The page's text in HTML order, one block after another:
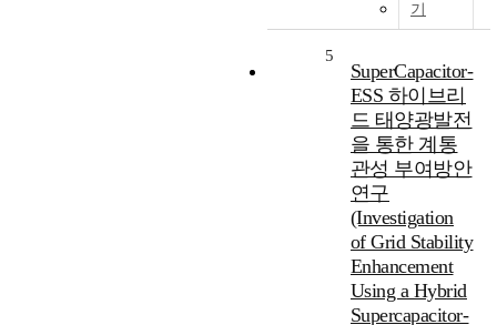
기
5
SuperCapacitor-
ESS 하이브리
드 태양광발전
을 통한 계통
관성 부여방안
연구
(Investigation
of Grid Stability
Enhancement
Using a Hybrid
Supercapacitor-